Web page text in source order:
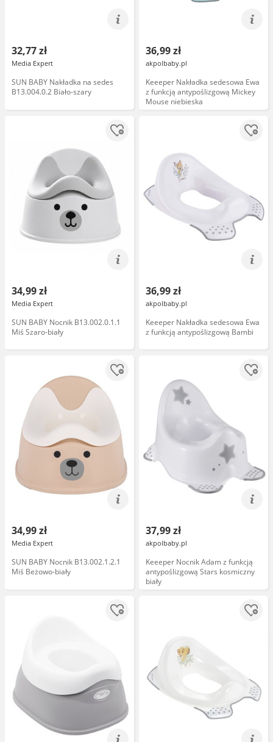
32,77 zł
Media Expert
SUN BABY Nakładka na sedes
B13.004.0.2 Biało-szary
36,99 zł
akpolbaby.pl
Keeeper Nakładka sedesowa Ewa
z funkcją antypoślizgową Mickey
Mouse niebieska
34,99 zł
Media Expert
SUN BABY Nocnik B13.002.0.1.1
Miś Szaro-biały
36,99 zł
akpolbaby.pl
Keeeper Nakładka sedesowa Ewa
z funkcją antypoślizgową Bambi
34,99 zł
Media Expert
SUN BABY Nocnik B13.002.1.2.1
Miś Beżowo-biały
37,99 zł
akpolbaby.pl
Keeeper Nocnik Adam z funkcją
antypoślizgową Stars kosmiczny
biały